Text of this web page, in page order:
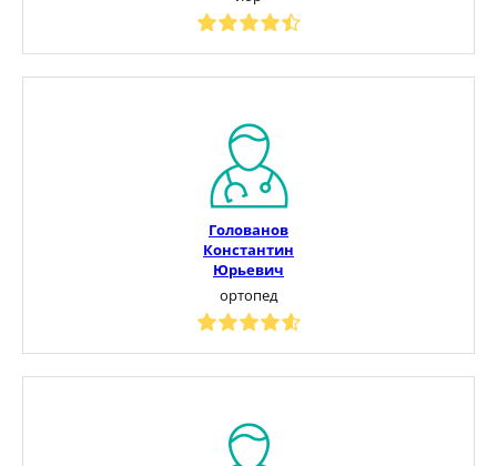
Голованов
Константин
Юрьевич
ортопед